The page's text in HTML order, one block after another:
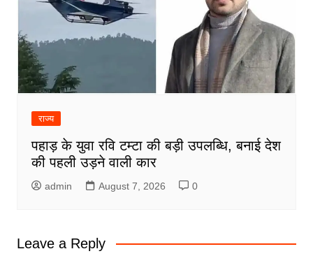
राज्य
पहाड़ के युवा रवि टम्टा की बड़ी उपलब्धि, बनाई देश
की पहली उड़ने वाली कार
admin August 7, 2026 0
Leave a Reply